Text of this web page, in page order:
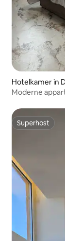
Hotelkamer in
Moderne
Superhost
Superhost